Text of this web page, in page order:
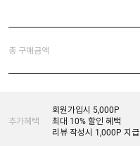
총 구매금액
추가혜택
회원가입시 5,000P
최대 10% 할인 혜택
리뷰 작성시 1,000P 지급